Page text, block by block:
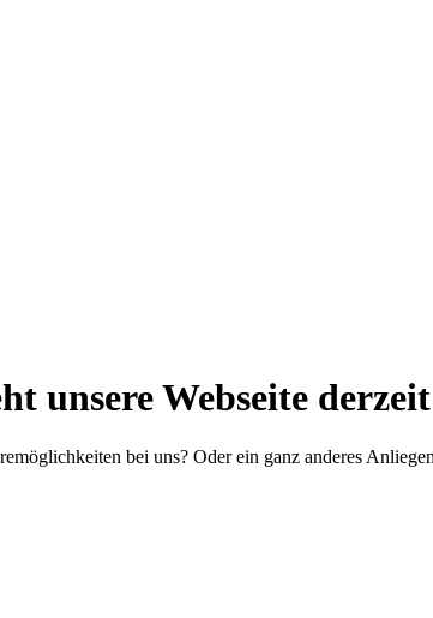
unsere Webseite
bei uns? Oder ein ganz anderes